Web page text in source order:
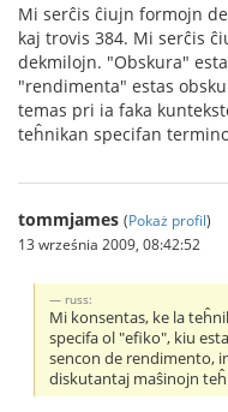
Mi serĉis ĉiujn formojn
kaj trovis 384. Mi serĉis
dekmilojn. "Obskura"
"rendimenta" estas
temas pri ia faka
teĥnikan specifan
tommjames (Pokaż profil)
13 września 2009, 08:42:52
russ:
Mi konsentas, ke la
specifa ol "efiko", kiu
sencon de rendimento,
diskutantaj maŝinojn